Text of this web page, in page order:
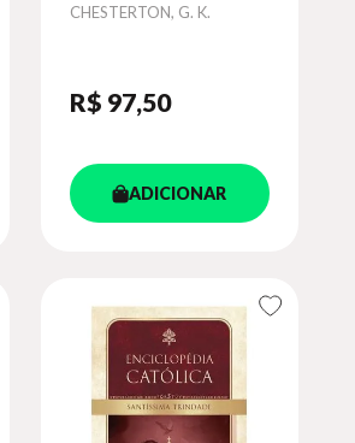
Autor
CHESTERTON, G. K.
R$ 97,50
ADICIONAR